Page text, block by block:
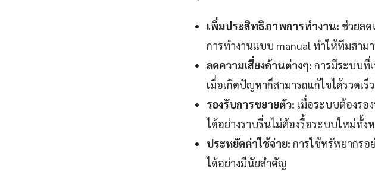
เพิ่มประสิทธิภาพการทำงาน: ช่วยลด
การทำงานแบบ manual ทำให้ทีมสาม
ลดความเสี่ยงด้านต่างๆ: การมีระบบที่
เมื่อเกิดปัญหาก็สามารถแก้ไขได้รวดเร็ว
รองรับการขยายตัว: เมื่อระบบต้องรอ
ได้อย่างราบรื่นไม่ต้องรื้อระบบใหม่ทั้ง
ประหยัดค่าใช้จ่าย: การใช้ทรัพยากร
ได้อย่างมีนัยสำคัญ